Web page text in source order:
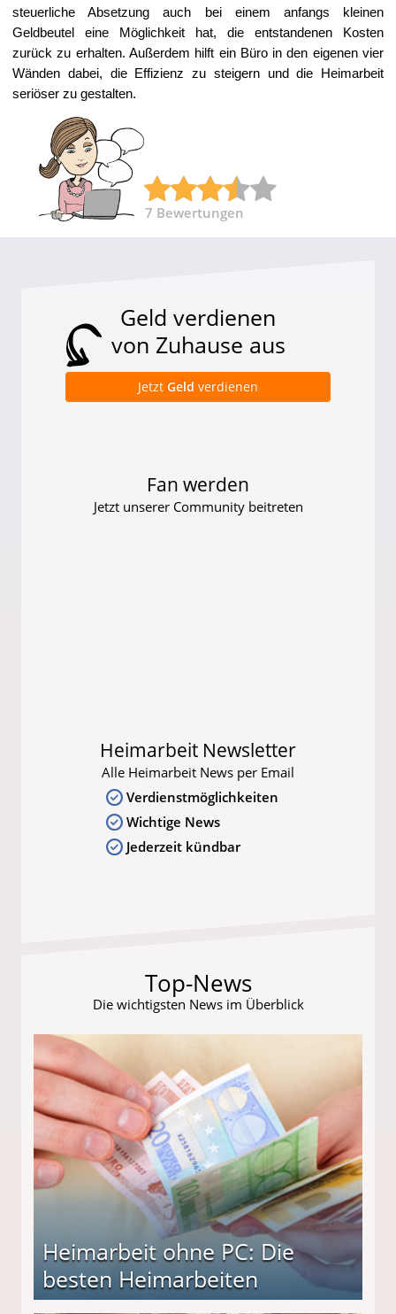
steuerliche Absetzung auch bei einem anfangs kleinen
Geldbeutel eine Möglichkeit hat, die entstandenen Kosten
zurück zu erhalten. Außerdem hilft ein Büro in den eigenen vier
Wänden dabei, die Effizienz zu steigern und die Heimarbeit
seriöser zu gestalten.
7 Bewertungen
Geld verdienen
von Zuhause aus
Jetzt Geld verdienen
Fan werden
Jetzt unserer Community beitreten
Heimarbeit Newsletter
Alle Heimarbeit News per Email
Verdienstmöglichkeiten
Wichtige News
Jederzeit kündbar
Top-News
Die wichtigsten News im Überblick
Heimarbeit ohne PC: Die
besten Heimarbeiten